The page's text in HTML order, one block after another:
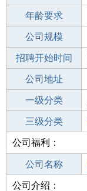
工作经验
年龄要求
工作地点
公司规模
公司电话
招聘开始时间
招聘结束时间
公司地址
一级分类
二级分类
三级分类
其他行业
公司福利：
公司名称
公司类型
公司介绍：